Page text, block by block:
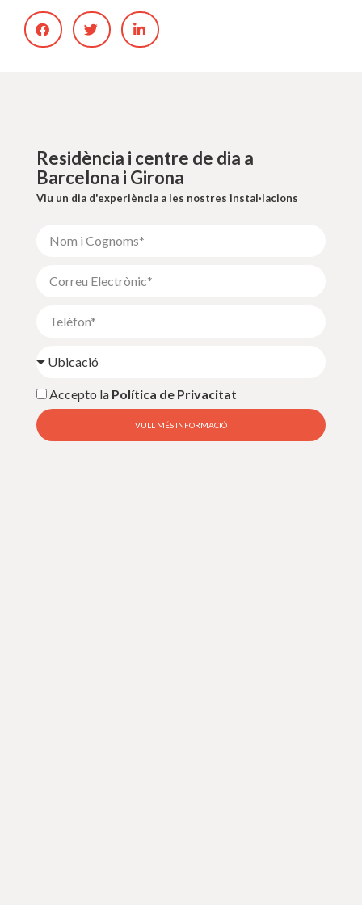
Residència i centre de dia a
Barcelona i Girona
Viu un dia d'experiència a les nostres instal·lacions
Accepto la Política de Privacitat
VULL MÉS INFORMACIÓ